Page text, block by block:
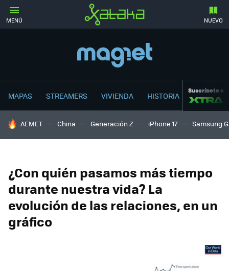
MENÚ NUEVO
MAPAS STREAMERS VIVIENDA HISTORIA Suscríbete a
HOY SE HABLA DE
AEMET China Generación Z iPhone 17 Samsung
¿Con quién pasamos más tiempo
durante nuestra vida? La
evolución de las relaciones, en un
gráfico